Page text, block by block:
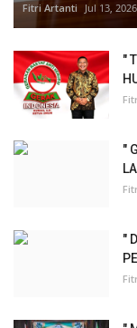
Fitri Artanti Jul 13, 2026
"
"
"